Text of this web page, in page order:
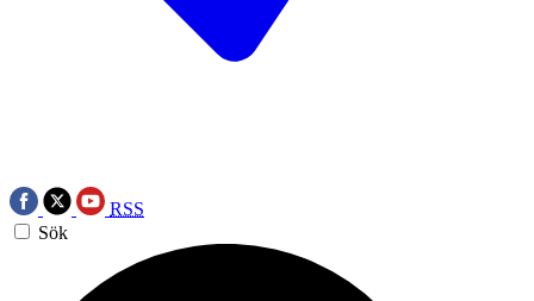
RSS
Sök